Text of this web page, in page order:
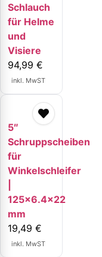
Schlauch
für Helme
und
Visiere
94,99 €
inkl. MwST
5″
Schruppscheiben
für
Winkelschleifer
125×6.4×22
mm
19,49 €
inkl. MwST